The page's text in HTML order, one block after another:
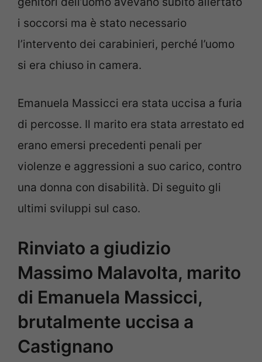
i soccorsi ma è stato necessario
l’intervento dei carabinieri, perché l’uomo
si era chiuso in camera.
Emanuela Massicci era stata uccisa a furia
di percosse. Il marito era stata arrestato ed
erano emersi precedenti penali per
violenze e aggressioni a suo carico, contro
una donna con disabilità. Di seguito gli
ultimi sviluppi sul caso.
Rinviato a giudizio
Massimo Malavolta, marito
di Emanuela Massicci,
brutalmente uccisa a
Castignano